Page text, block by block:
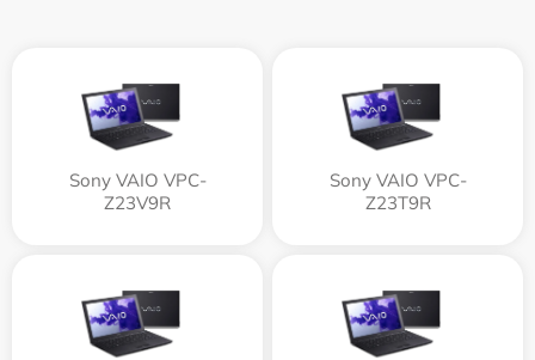
Sony VAIO VPC-
Z23V9R
Sony VAIO VPC-
Z23T9R